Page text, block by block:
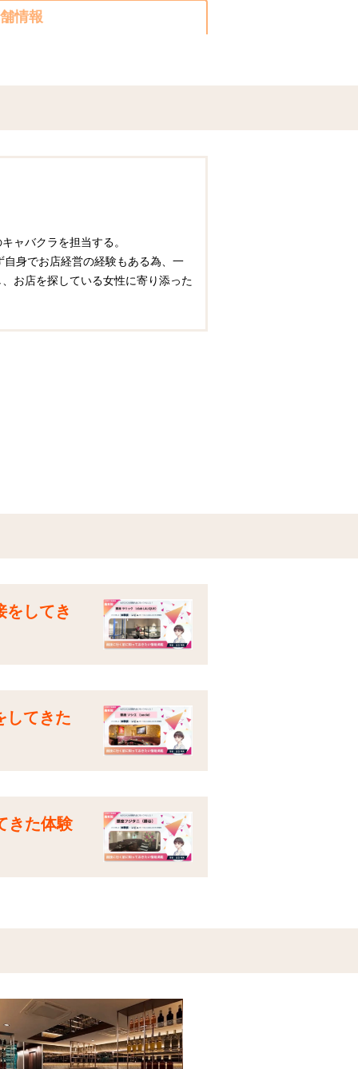
情報
ャバクラを担当する。
身でお店経営の経験もある為、一
お店を探している女性に寄り添った
をしてき
してきた
きた体験